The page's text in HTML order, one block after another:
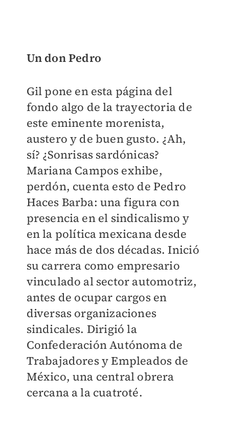
Un don Pedro
Gil pone en esta página del
fondo algo de la trayectoria de
este eminente morenista,
austero y de buen gusto. ¿Ah,
sí? ¿Sonrisas sardónicas?
Mariana Campos exhibe,
perdón, cuenta esto de Pedro
Haces Barba: una figura con
presencia en el sindicalismo y
en la política mexicana desde
hace más de dos décadas. Inició
su carrera como empresario
vinculado al sector automotriz,
antes de ocupar cargos en
diversas organizaciones
sindicales. Dirigió la
Confederación Autónoma de
Trabajadores y Empleados de
México, una central obrera
cercana a la cuatroté.